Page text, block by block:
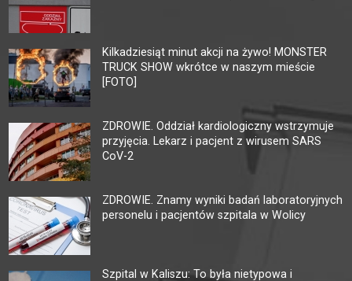
Kilkadziesiąt minut akcji na żywo! MONSTER
TRUCK SHOW wkrótce w naszym mieście
[FOTO]
ZDROWIE. Oddział kardiologiczny wstrzymuje
przyjęcia. Lekarz i pacjent z wirusem SARS
CoV-2
ZDROWIE. Znamy wyniki badań laboratoryjnych
personelu i pacjentów szpitala w Wolicy
Szpital w Kaliszu: To była nietypowa i